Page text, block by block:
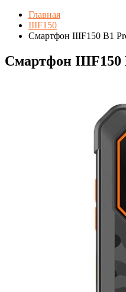
Главная
IIIF150
Смартфон IIIF150 B1
Смартфон IIIF150